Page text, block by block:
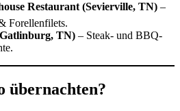
Restaurant (Sevierville, TN) –
Forellenfilets.
TN) – Steak- und BBQ-
übernachten?